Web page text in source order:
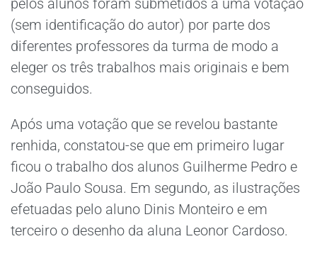
(sem identificação do autor) por parte dos
diferentes professores da turma de modo a
eleger os três trabalhos mais originais e bem
conseguidos.
Após uma votação que se revelou bastante
renhida, constatou-se que em primeiro lugar
ficou o trabalho dos alunos Guilherme Pedro e
João Paulo Sousa. Em segundo, as ilustrações
efetuadas pelo aluno Dinis Monteiro e em
terceiro o desenho da aluna Leonor Cardoso.